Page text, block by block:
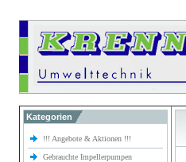
Kategorien
!!! Angebote & Aktionen !!!
Gebrauchte Impellerpumpen